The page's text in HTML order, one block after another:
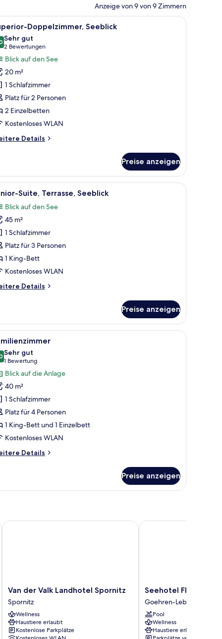
Anzeige von 9 von 9 Zimmern
Sessel und Schreibtisch mit Lampe.Ein modernes Hotelzimmer mit einem
5 Doppelzimmer, Seeblick
von 10
Sehr gut
2 Bewertungen
(2
Bewertungen)
Blick auf den See
20 m²
1 Schlafzimmer
Platz für 2 Personen
2 Einzelbetten
Kostenloses WLAN
Details
Preise anzeigen
mit Vorhängen.
Bett, einem Schreibtisch, einem Sessel, einem Fernseher und einem
Ein modernes Schlafzimmer mit einem
5 Suite, Terrasse, Seeblick
Blick auf den See
45 m²
1 Schlafzimmer
Platz für 3 Personen
1 King-Bett
Kostenloses WLAN
Details
Preise anzeigen
Fenster mit Vorhängen.
einem Schreibtisch, einem Stuhl und einem Kleiderschrank.
Ein modernes Schlafzimmer mit einem Bett,
2
von 10
Sehr gut
1 Bewertung
(1
Bewertung)
Blick auf die Anlage
40 m²
1 Schlafzimmer
Platz für 4 Personen
1 King-Bett und 1 Einzelbett
Kostenloses WLAN
Details
Preise anzeigen
Van
der
Valk
Landhotel
Spornitz
Spornitz
Van der Valk Landhotel Spornitz
Spornitz
Wellness
Haustiere erlaubt
Kostenlose Parkplätze
Van der Valk Landhotel Spornitz
Seehotel
Fleesensee
Goehren-
Lebbin
Seehotel
Goehren-Lebbin
Pool
Wellness
Haustiere erlaubt
Seehotel Fleesensee